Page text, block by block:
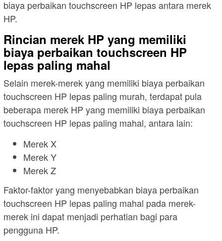
biaya perbaikan touchscreen HP lepas antara merek
HP.
Rincian merek HP yang memiliki
biaya perbaikan touchscreen HP
lepas paling mahal
Selain merek-merek yang memiliki biaya perbaikan
touchscreen HP lepas paling murah, terdapat pula
beberapa merek HP yang memiliki biaya perbaikan
touchscreen HP lepas paling mahal, antara lain:
Merek X
Merek Y
Merek Z
Faktor-faktor yang menyebabkan biaya perbaikan
touchscreen HP lepas paling mahal pada merek-
merek ini dapat menjadi perhatian bagi para
pengguna HP.